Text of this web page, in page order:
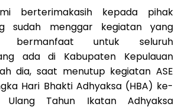
berterimakasih kepada pihak
sudah menggar kegiatan yang
bermanfaat untuk seluruh
ada di Kabupaten Kepulauan
dia, saat menutup kegiatan ASE
Hari Bhakti Adhyaksa (HBA) ke-
Tahun Ikatan Adhyaksa